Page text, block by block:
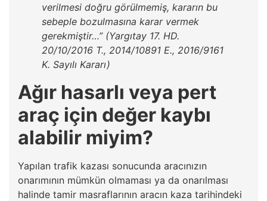
verilmesi doğru görülmemiş, kararın bu
sebeple bozulmasına karar vermek
gerekmiştir…” (Yargıtay 17. HD.
20/10/2016 T., 2014/10891 E., 2016/9161
K. Sayılı Kararı)
Ağır hasarlı veya pert
araç için değer kaybı
alabilir miyim?
Yapılan trafik kazası sonucunda aracınızın
onarımının mümkün olmaması ya da onarılması
halinde tamir masraflarının aracın kaza tarihindeki